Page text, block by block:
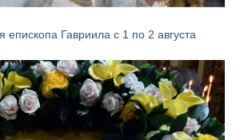
епископа Гавриила с 1 по 2 августа